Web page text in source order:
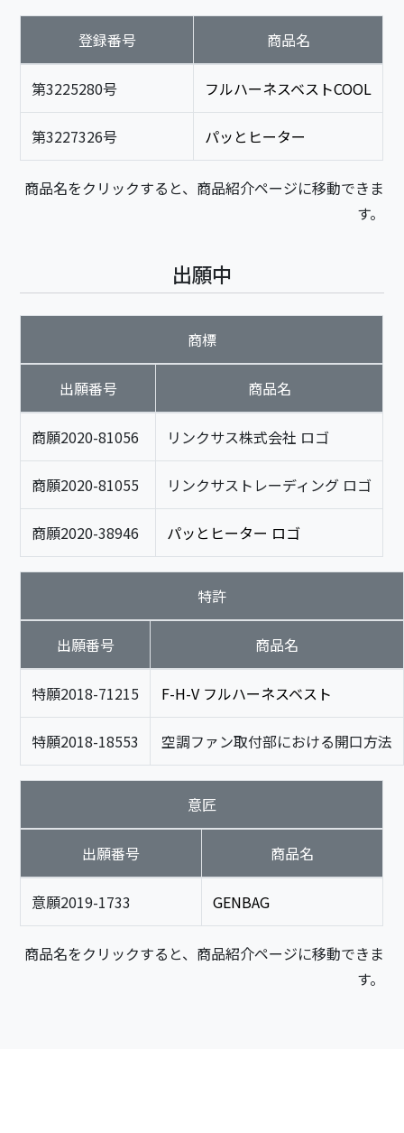
登録番号 商品名
第3225280号 フルハーネスベストCOOL
第3227326号 パッとヒーター
商品名をクリックすると、商品紹介ページに移動できま
す。
出願中
商標
出願番号 商品名
商願2020-81056 リンクサス株式会社 ロゴ
商願2020-81055 リンクサストレーディング ロゴ
商願2020-38946 パッとヒーター ロゴ
特許
出願番号 商品名
特願2018-71215 F-H-V フルハーネスベスト
特願2018-18553 空調ファン取付部における開口方法
意匠
出願番号 商品名
意願2019-1733 GENBAG
商品名をクリックすると、商品紹介ページに移動できま
す。